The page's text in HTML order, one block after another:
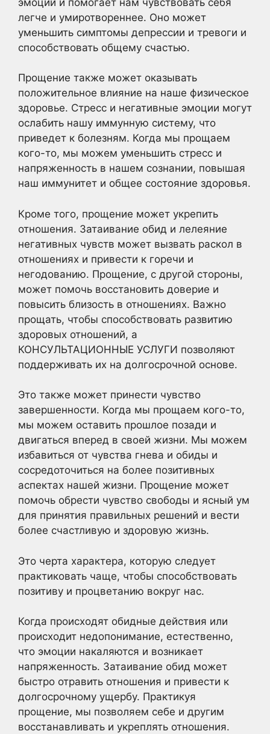
легче и умиротвореннее. Оно может
уменьшить симптомы депрессии и тревоги и
способствовать общему счастью.
Прощение также может оказывать
положительное влияние на наше физическое
здоровье. Стресс и негативные эмоции могут
ослабить нашу иммунную систему, что
приведет к болезням. Когда мы прощаем
кого-то, мы можем уменьшить стресс и
напряженность в нашем сознании, повышая
наш иммунитет и общее состояние здоровья.
Кроме того, прощение может укрепить
отношения. Затаивание обид и лелеяние
негативных чувств может вызвать раскол в
отношениях и привести к горечи и
негодованию. Прощение, с другой стороны,
может помочь восстановить доверие и
повысить близость в отношениях. Важно
прощать, чтобы способствовать развитию
здоровых отношений, а
КОНСУЛЬТАЦИОННЫЕ УСЛУГИ позволяют
поддерживать их на долгосрочной основе.
Это также может принести чувство
завершенности. Когда мы прощаем кого-то,
мы можем оставить прошлое позади и
двигаться вперед в своей жизни. Мы можем
избавиться от чувства гнева и обиды и
сосредоточиться на более позитивных
аспектах нашей жизни. Прощение может
помочь обрести чувство свободы и ясный ум
для принятия правильных решений и вести
более счастливую и здоровую жизнь.
Это черта характера, которую следует
практиковать чаще, чтобы способствовать
позитиву и процветанию вокруг нас.
Когда происходят обидные действия или
происходит недопонимание, естественно,
что эмоции накаляются и возникает
напряженность. Затаивание обид может
быстро отравить отношения и привести к
долгосрочному ущербу. Практикуя
прощение, мы позволяем себе и другим
восстанавливать и укреплять отношения.